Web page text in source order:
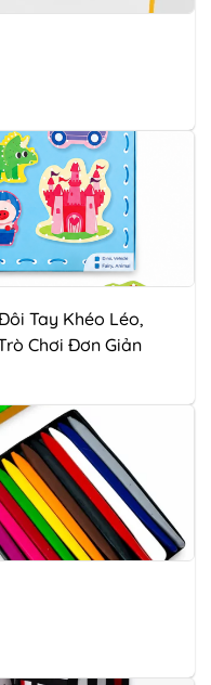
Tay Khéo Léo,
Chơi Đơn Giản